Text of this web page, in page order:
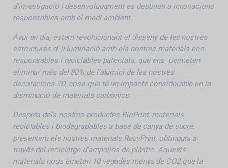
d’investigació i desenvolupament es destinen a innovacions
responsables amb el medi ambient.
Avui en dia, estem revolucionant el disseny de les nostres
estructures d’ il·luminació amb els nostres materials eco-
responsables i reciclables patentats, que ens permeten
eliminar més del 80% de l’alumini de les nostres
decoracions 2D, cosa que té un impacte considerable en la
disminució de materials carbònics.
Després dels nostres productes BioPrint, materials
reciclables i biodegradables a base de canya de sucre,
presentem els nostres materials RecyPrint, obtinguts a
través del reciclatge d’ampolles de plàstic. Aquests
materials nous emeten 10 vegades menys de CO2 que la